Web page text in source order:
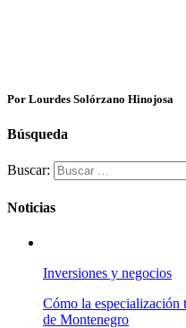
Por Lourdes Solórzano Hinojosa
Búsqueda
Buscar:
Noticias
Inversiones y negocios
Cómo la especialización
de Montenegro